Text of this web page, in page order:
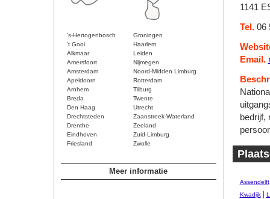
's-Hertogenbosch
Groningen
't Gooi
Haarlem
Alkmaar
Leiden
Amersfoort
Nijmegen
Amsterdam
Noord-Midden Limburg
Apeldoorn
Rotterdam
Arnhem
Tilburg
Breda
Twente
Den Haag
Utrecht
Drechtsteden
Zaanstreek-Waterland
Drenthe
Zeeland
Eindhoven
Zuid-Limburg
Friesland
Zwolle
Meer informatie
1141
Tel.06
Email.
bedrijf,
Assendelft
Kwadijk|